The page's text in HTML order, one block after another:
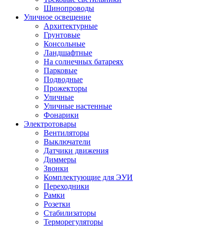
Шинопроводы
Уличное освещение
Архитектурные
Грунтовые
Консольные
Ландшафтные
На солнечных батареях
Парковые
Подводные
Прожекторы
Уличные
Уличные настенные
Фонарики
Электротовары
Вентиляторы
Выключатели
Датчики движения
Диммеры
Звонки
Комплектующие для ЭУИ
Переходники
Рамки
Розетки
Стабилизаторы
Терморегуляторы